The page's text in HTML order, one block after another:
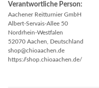
Verantwortliche Person:
Aachener Reitturnier GmbH
Albert-Servais-Allee 50
Nordrhein-Westfalen
52070 Aachen, Deutschland
shop@chioaachen.de
https://shop.chioaachen.de/